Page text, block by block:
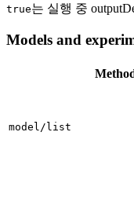
true는 실행 중
Models and
model/list